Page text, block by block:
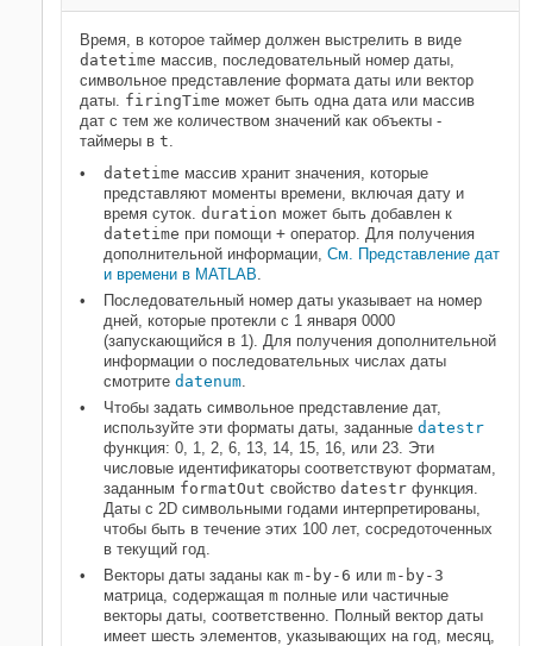
Время, в которое таймер должен выстрелить в виде
datetime массив, последовательный номер даты,
символьное представление формата даты или вектор
даты. firingTime может быть одна дата или массив
дат с тем же количеством значений как объекты -
таймеры в t.
datetime массив хранит значения, которые
представляют моменты времени, включая дату и
время суток. duration может быть добавлен к
datetime при помощи + оператор. Для получения
дополнительной информации, См. Представление дат
и времени в MATLAB.
Последовательный номер даты указывает на номер
дней, которые протекли с 1 января 0000
(запускающийся в 1). Для получения дополнительной
информации о последовательных числах даты
смотрите datenum.
Чтобы задать символьное представление дат,
используйте эти форматы даты, заданные datestr
функция: 0, 1, 2, 6, 13, 14, 15, 16, или 23. Эти
числовые идентификаторы соответствуют форматам,
заданным formatOut свойство datestr функция.
Даты с 2D символьными годами интерпретированы,
чтобы быть в течение этих 100 лет, сосредоточенных
в текущий год.
Векторы даты заданы как m-by-6 или m-by-3
матрица, содержащая m полные или частичные
векторы даты, соответственно. Полный вектор даты
имеет шесть элементов, указывающих на год, месяц,